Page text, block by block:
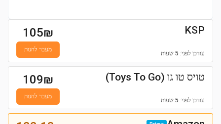
KSP
עודכן לפני: 5 שעות
105₪
מעבר לחנות
טויס טו גו (Toys To Go)
עודכן לפני: 5 שעות
109₪
מעבר לחנות